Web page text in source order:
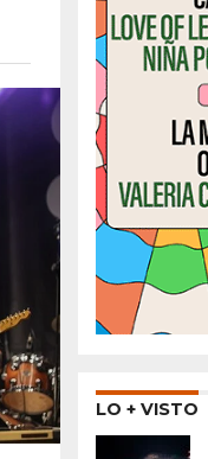
LO + VISTO